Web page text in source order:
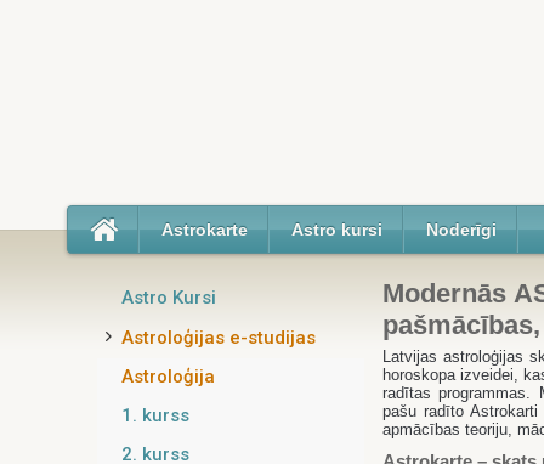
Astrokarte Astro kursi Noderīgi
Astro Kursi
Astroloģijas e-studijas
Astroloģija
1. kurss
2. kurss
Modernās
Latvijas astroloģijas
horoskopa izveidei,
radītas programmas.
pašu radīto
apmācības teoriju,